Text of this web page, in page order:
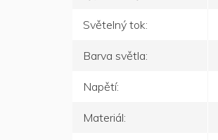
Světelný tok:
Barva světla:
Napětí:
Materiál: